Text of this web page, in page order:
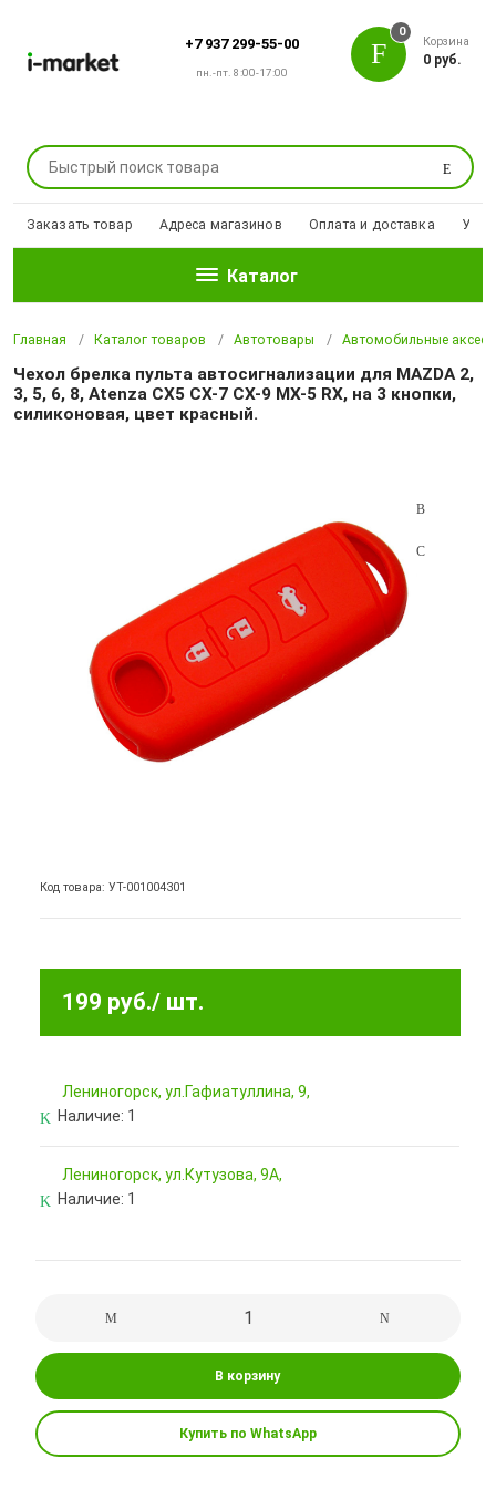
+7 937 299-55-00
пн.-пт. 8:00-17:00
Поиск
0
Корзина
0 руб.
Заказать товар Адреса магазинов Оплата и доставка
Каталог
Главная Каталог товаров Автотовары Автомобильные
Чехол брелка пульта автосигнализации для MAZDA 2,
3, 5, 6, 8, Atenza CX5 CX-7 CX-9 MX-5 RX, на 3 кнопки,
силиконовая, цвет красный.
Код товара: УТ-001004301
199 руб./ шт.
Лениногорск, ул.Гафиатуллина, 9,
Наличие: 1
Лениногорск, ул.Кутузова, 9А,
Наличие: 1
В корзину
Купить по WhatsApp